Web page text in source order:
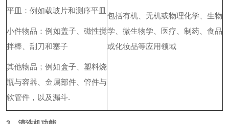
平皿：例如载玻片和测序平皿
小件物品：例如盖子、磁性搅
拌棒、刮刀和塞子
其他物品；例如盒子、塑料烧
瓶与容器、金属部件、管件与
软管件，以及漏斗.
包括有机、无机或物理化学、生物
学、微生物学、医疗、制药、食品
或化妆品等应用领域